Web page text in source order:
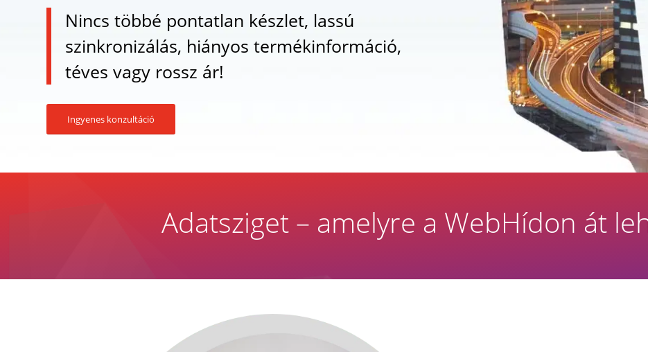
Nincs többé pontatlan készlet, lassú
szinkronizálás, hiányos termékinformáció,
téves vagy rossz ár!
Ingyenes konzultáció
Adatsziget – amelyre a WebHídon át